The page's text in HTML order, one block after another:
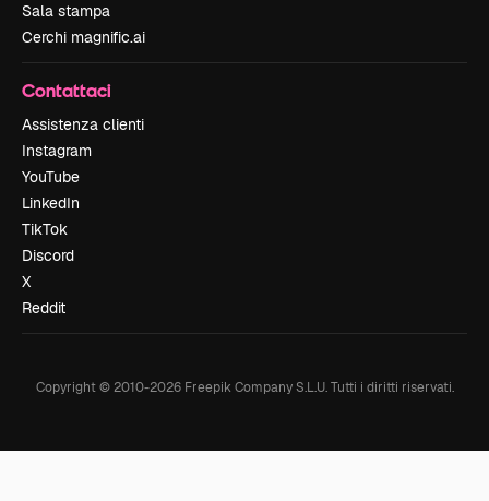
Sala stampa
Cerchi magnific.ai
Contattaci
Assistenza clienti
Instagram
YouTube
LinkedIn
TikTok
Discord
X
Reddit
Copyright © 2010-2026Freepik Company S.L.U. Tutti i diritti riservati.